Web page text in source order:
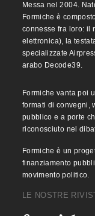
Messa nel 2004.
Formiche è
connesse fra loro: il
elettronica), la
specializzate
arabo Decode39.
Formiche vanta poi
formati di convegni,
pubblico e a porte
riconosciuto nel
Formiche è un
finanziamento
movimento politico.
LE NOSTRE